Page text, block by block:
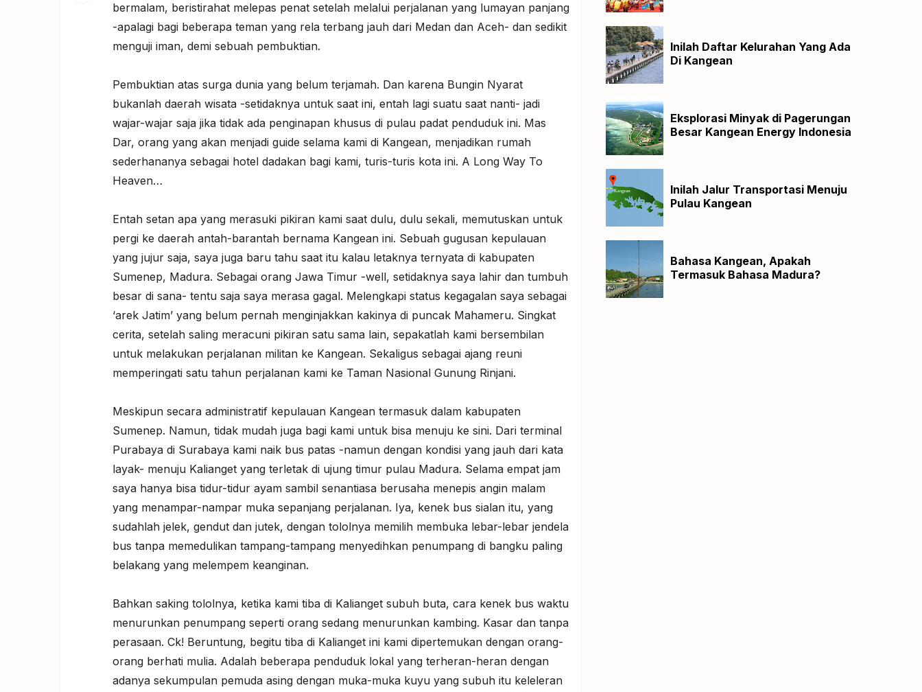
bermalam, beristirahat melepas penat setelah melalui perjalanan yang lumayan panjang
-apalagi bagi beberapa teman yang rela terbang jauh dari Medan dan Aceh- dan sedikit
menguji iman, demi sebuah pembuktian.
Pembuktian atas surga dunia yang belum terjamah. Dan karena Bungin Nyarat
bukanlah daerah wisata -setidaknya untuk saat ini, entah lagi suatu saat nanti- jadi
wajar-wajar saja jika tidak ada penginapan khusus di pulau padat penduduk ini. Mas
Dar, orang yang akan menjadi guide selama kami di Kangean, menjadikan rumah
sederhananya sebagai hotel dadakan bagi kami, turis-turis kota ini. A Long Way To
Heaven…
Entah setan apa yang merasuki pikiran kami saat dulu, dulu sekali, memutuskan untuk
pergi ke daerah antah-barantah bernama Kangean ini. Sebuah gugusan kepulauan
yang jujur saja, saya juga baru tahu saat itu kalau letaknya ternyata di kabupaten
Sumenep, Madura. Sebagai orang Jawa Timur -well, setidaknya saya lahir dan tumbuh
besar di sana- tentu saja saya merasa gagal. Melengkapi status kegagalan saya sebagai
‘arek Jatim’ yang belum pernah menginjakkan kakinya di puncak Mahameru. Singkat
cerita, setelah saling meracuni pikiran satu sama lain, sepakatlah kami bersembilan
untuk melakukan perjalanan militan ke Kangean. Sekaligus sebagai ajang reuni
memperingati satu tahun perjalanan kami ke Taman Nasional Gunung Rinjani.
Meskipun secara administratif kepulauan Kangean termasuk dalam kabupaten
Sumenep. Namun, tidak mudah juga bagi kami untuk bisa menuju ke sini. Dari terminal
Purabaya di Surabaya kami naik bus patas -namun dengan kondisi yang jauh dari kata
layak- menuju Kalianget yang terletak di ujung timur pulau Madura. Selama empat jam
saya hanya bisa tidur-tidur ayam sambil senantiasa berusaha menepis angin malam
yang menampar-nampar muka sepanjang perjalanan. Iya, kenek bus sialan itu, yang
sudahlah jelek, gendut dan jutek, dengan tololnya memilih membuka lebar-lebar jendela
bus tanpa memedulikan tampang-tampang menyedihkan penumpang di bangku paling
belakang yang melempem keanginan.
Bahkan saking tololnya, ketika kami tiba di Kalianget subuh buta, cara kenek bus waktu
menurunkan penumpang seperti orang sedang menurunkan kambing. Kasar dan tanpa
perasaan. Ck! Beruntung, begitu tiba di Kalianget ini kami dipertemukan dengan orang-
orang berhati mulia. Adalah beberapa penduduk lokal yang terheran-heran dengan
adanya sekumpulan pemuda asing dengan muka-muka kuyu yang subuh itu keleleran
Inilah Daftar Kelurahan Yang Ada
Di Kangean
Eksplorasi Minyak di Pagerungan
Besar Kangean Energy Indonesia
Inilah Jalur Transportasi Menuju
Pulau Kangean
Bahasa Kangean, Apakah
Termasuk Bahasa Madura?